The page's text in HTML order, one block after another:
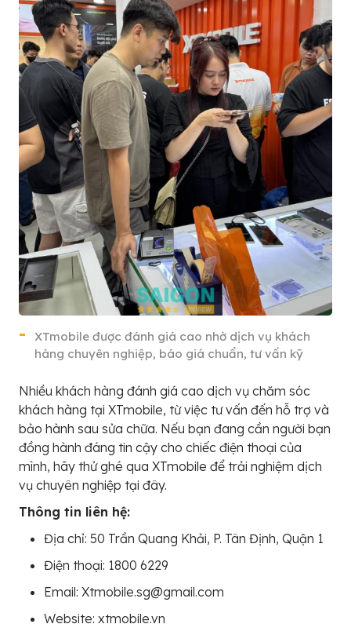
XTmobile được đánh giá cao nhờ dịch vụ khách
hàng chuyên nghiệp, báo giá chuẩn, tư vấn kỹ
Nhiều khách hàng đánh giá cao dịch vụ chăm sóc
khách hàng tại XTmobile, từ việc tư vấn đến hỗ trợ và
bảo hành sau sửa chữa. Nếu bạn đang cần người bạn
đồng hành đáng tin cậy cho chiếc điện thoại của
mình, hãy thử ghé qua XTmobile để trải nghiệm dịch
vụ chuyên nghiệp tại đây.
Thông tin liên hệ:
Địa chỉ: 50 Trần Quang Khải, P. Tân Định, Quận 1
Điện thoại: 1800 6229
Email: Xtmobile.sg@gmail.com
Website: xtmobile.vn